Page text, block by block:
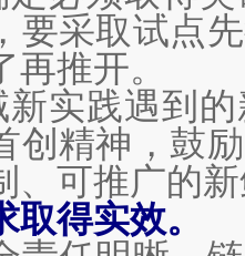
要采取试点
推开。
新实践遇到
创精神，鼓
、可推广的
得实效。